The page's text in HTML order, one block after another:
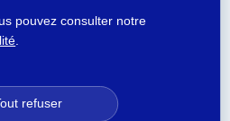
base de données
une liste
pouvez consulter notre
refuser